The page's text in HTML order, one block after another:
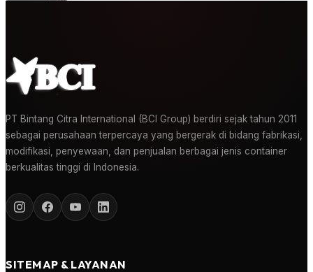
PT Bintang Citra International (BCI Group) berdiri sejak tahun 2011
sebagai perusahaan terpercaya yang bergerak di bidang fabrikasi,
modifikasi, penyewaan, dan penjualan berbagai jenis container
berkualitas tinggi di Indonesia.
SITEMAP & LAYANAN